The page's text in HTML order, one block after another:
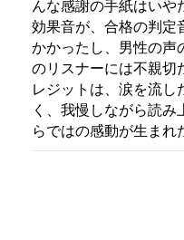
んな感謝の手紙はいや
効果音が、合格の判定
かかったし、男性の声
のリスナーには不親切
レジットは、涙を流し
く、我慢しながら読
らではの感動が生まれ